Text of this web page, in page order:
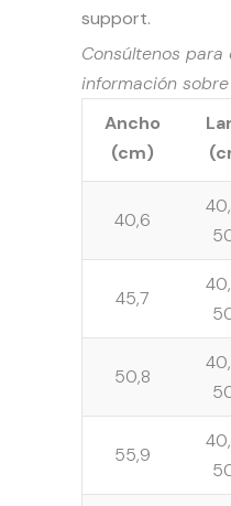
support.
Consúltenos
información
Ancho
(cm)
40,6
45,7
50,8
55,9